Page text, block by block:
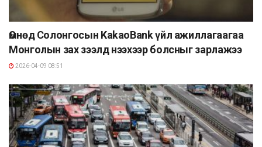
Өмнөд Солонгосын KakaoBank үйл ажиллагаагаа
Монголын зах зээлд нээхээр болсныг зарлажээ
2026-04-09 08:51